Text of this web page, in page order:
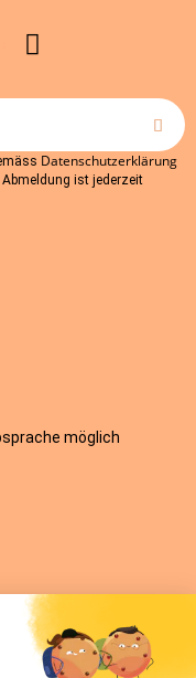
Datenschutzerklärung
Abmeldung ist jederzeit
möglich